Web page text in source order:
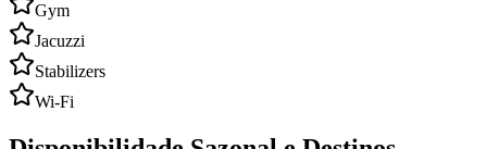
Gym
Jacuzzi
Stabilizers
Wi-Fi